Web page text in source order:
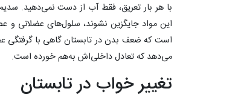
با هر بار تعریق، فقط آب از دست نمی‌دهید.
این مواد جایگزین نشوند، سلول‌های عضلانی
است که ضعف بدن در تابستان گاهی با گرفتگی
می‌دهد که تعادل داخلی‌اش به‌هم خورده است.
تغییر خواب در تابستان